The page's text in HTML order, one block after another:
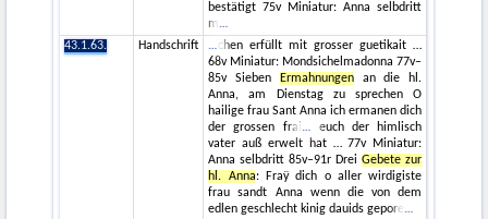
bestätigt 75v Miniatur: Anna selbdritt
m
43.1.63.
Handschrift
chen erfüllt mit grosser guetikait …
68v Miniatur: Mondsichelmadonna 77v–
85v Sieben
Ermahnungenan die hl.
Anna, am Dienstag zu sprechen O
hailige frau Sant Anna ich ermanen dich
der grossen frai
euch der himlisch
vater auß erwelt hat … 77v Miniatur:
Anna selbdritt 85v–91r DreiGebete zur
hl. Anna: Fraÿ dich o aller wirdigiste
frau sandt Anna wenn die von dem
edlen geschlecht kinig dauids gepore